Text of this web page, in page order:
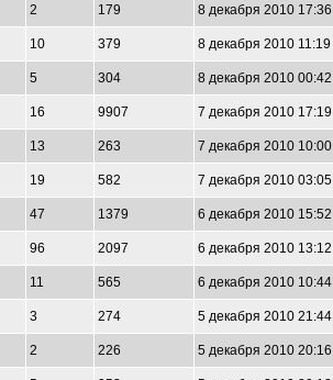
2 179 8 декабря 2010 17:36
10 379 8 декабря 2010 11:19
5 304 8 декабря 2010 00:42
16 9907 7 декабря 2010 17:19
13 263 7 декабря 2010 10:00
19 582 7 декабря 2010 03:05
47 1379 6 декабря 2010 15:52
96 2097 6 декабря 2010 13:12
11 565 6 декабря 2010 10:44
3 274 5 декабря 2010 21:44
2 226 5 декабря 2010 20:16